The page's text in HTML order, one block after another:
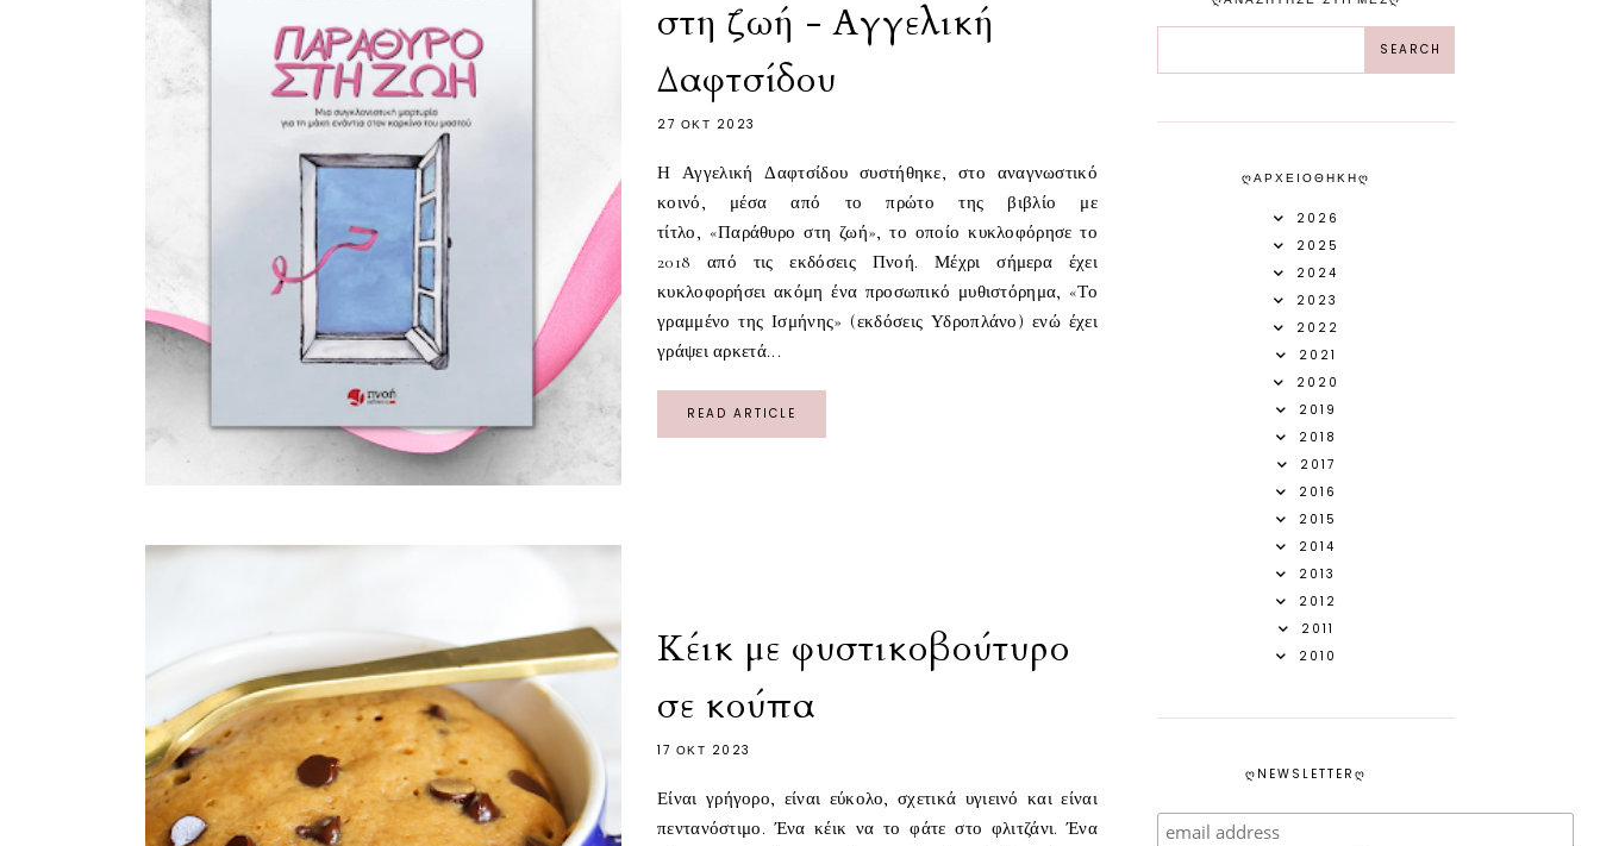
στη ζωή - Αγγελική
Δαφτσίδου
27 ΟΚΤ 2023
Η Αγγελική Δαφτσίδου συστήθηκε, στο αναγνωστικό
κοινό, μέσα από το πρώτο της βιβλίο με
τίτλο, «Παράθυρο στη ζωή», το οποίο κυκλοφόρησε το
2018 από τις εκδόσεις Πνοή. Μέχρι σήμερα έχει
κυκλοφορήσει ακόμη ένα προσωπικό μυθιστόρημα, «Το
γραμμένο της Ισμήνης» (εκδόσεις Υδροπλάνο) ενώ έχει
γράψει αρκετά...
READ ARTICLE
Κέικ με φυστικοβούτυρο
σε κούπα
17 ΟΚΤ 2023
Είναι γρήγορο, είναι εύκολο, σχετικά υγιεινό και είναι
πεντανόστιμο. Ένα κέικ να το φάτε στο φλιτζάνι. Ένα
ᲦΑΡΧΕΙΟΘΗΚΗᲦ
2026
2025
2024
2023
2022
2021
2020
2019
2018
2017
2016
2015
2014
2013
2012
2011
2010
ᲦNEWSLETTERᲦ